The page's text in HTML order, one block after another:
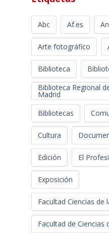
Abc Af.es
Arte fotográfico
Biblioteca
Biblioteca Regional
Madrid
Bibliotecas
Cultura
Edición El
Exposición
Facultad Ciencias de
Facultad de